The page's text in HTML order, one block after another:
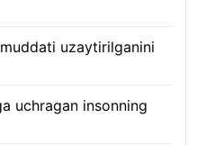
uzaytirilganini
uchragan insonning